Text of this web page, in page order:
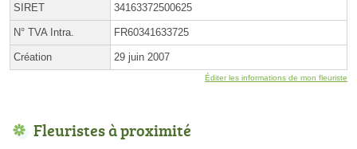
SIRET 34163372500625
N° TVA Intra. FR60341633725
Création 29 juin 2007
Éditer les informations de mon fleuriste
Fleuristes à proximité